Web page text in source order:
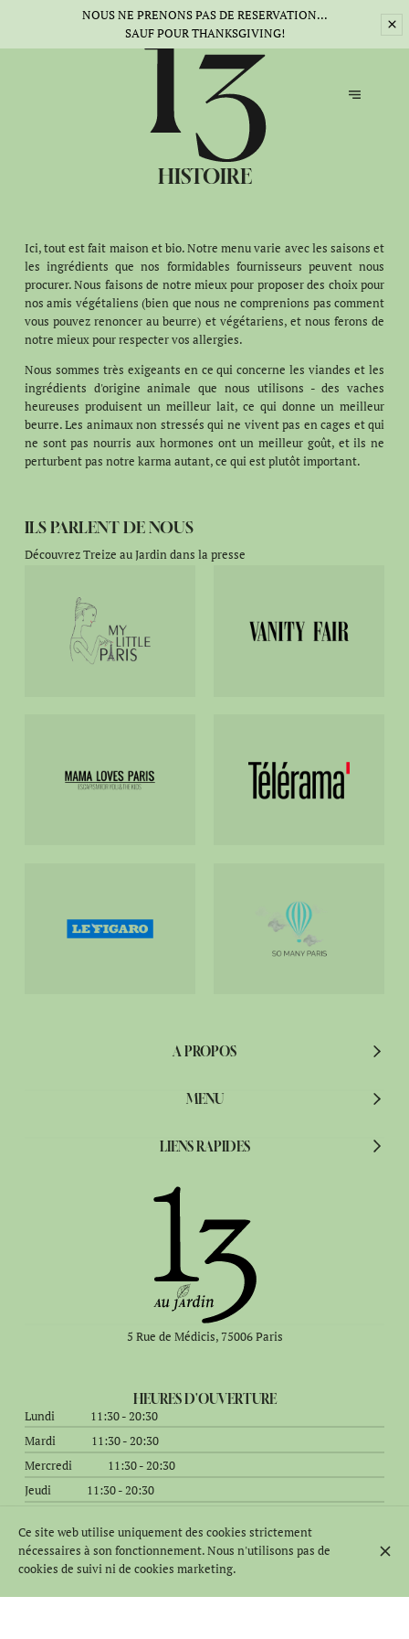
NOUS NE PRENONS PAS DE RESERVATION...
SAUF POUR THANKSGIVING!
HISTOIRE
Ici, tout est fait maison et bio. Notre menu varie avec les saisons et
les ingrédients que nos formidables fournisseurs peuvent nous
procurer. Nous faisons de notre mieux pour proposer des choix pour
nos amis végétaliens (bien que nous ne comprenions pas comment
vous pouvez renoncer au beurre) et végétariens, et nous ferons de
notre mieux pour respecter vos allergies.
Nous sommes très exigeants en ce qui concerne les viandes et les
ingrédients d'origine animale que nous utilisons - des vaches
heureuses produisent un meilleur lait, ce qui donne un meilleur
beurre. Les animaux non stressés qui ne vivent pas en cages et qui
ne sont pas nourris aux hormones ont un meilleur goût, et ils ne
perturbent pas notre karma autant, ce qui est plutôt important.
ILS PARLENT DE NOUS
Découvrez Treize au Jardin dans la presse
A PROPOS
MENU
LIENS RAPIDES
5 Rue de Médicis, 75006 Paris
HEURES D'OUVERTURE
Lundi
11:30 - 20:30
Mardi
11:30 - 20:30
Mercredi
11:30 - 20:30
Jeudi
11:30 - 20:30
Samedi
11:30 - 20:30
Dimanche
11:30 - 18:30
Ce site web utilise uniquement des cookies strictement
nécessaires à son fonctionnement. Nous n'utilisons pas de
cookies de suivi ni de cookies marketing.